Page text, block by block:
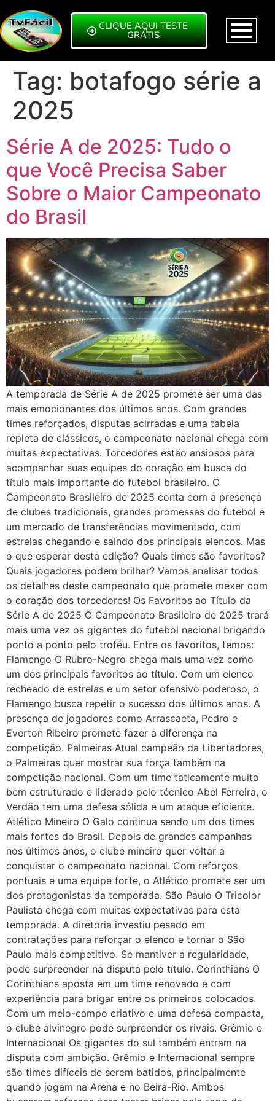
CLIQUE AQUI TESTE
GRÁTIS
Tag: botafogo série a
2025
Série A de 2025: Tudo o
que Você Precisa Saber
Sobre o Maior Campeonato
do Brasil
A temporada de Série A de 2025 promete ser uma das
mais emocionantes dos últimos anos. Com grandes
times reforçados, disputas acirradas e uma tabela
repleta de clássicos, o campeonato nacional chega com
muitas expectativas. Torcedores estão ansiosos para
acompanhar suas equipes do coração em busca do
título mais importante do futebol brasileiro. O
Campeonato Brasileiro de 2025 conta com a presença
de clubes tradicionais, grandes promessas do futebol e
um mercado de transferências movimentado, com
estrelas chegando e saindo dos principais elencos. Mas
o que esperar desta edição? Quais times são favoritos?
Quais jogadores podem brilhar? Vamos analisar todos
os detalhes deste campeonato que promete mexer com
o coração dos torcedores! Os Favoritos ao Título da
Série A de 2025 O Campeonato Brasileiro de 2025 trará
mais uma vez os gigantes do futebol nacional brigando
ponto a ponto pelo troféu. Entre os favoritos, temos:
Flamengo O Rubro-Negro chega mais uma vez como
um dos principais favoritos ao título. Com um elenco
recheado de estrelas e um setor ofensivo poderoso, o
Flamengo busca repetir o sucesso dos últimos anos. A
presença de jogadores como Arrascaeta, Pedro e
Everton Ribeiro promete fazer a diferença na
competição. Palmeiras Atual campeão da Libertadores,
o Palmeiras quer mostrar sua força também na
competição nacional. Com um time taticamente muito
bem estruturado e liderado pelo técnico Abel Ferreira, o
Verdão tem uma defesa sólida e um ataque eficiente.
Atlético Mineiro O Galo continua sendo um dos times
mais fortes do Brasil. Depois de grandes campanhas
nos últimos anos, o clube mineiro quer voltar a
conquistar o campeonato nacional. Com reforços
pontuais e uma equipe forte, o Atlético promete ser um
dos protagonistas da temporada. São Paulo O Tricolor
Paulista chega com muitas expectativas para esta
temporada. A diretoria investiu pesado em
contratações para reforçar o elenco e tornar o São
Paulo mais competitivo. Se mantiver a regularidade,
pode surpreender na disputa pelo título. Corinthians O
Corinthians aposta em um time renovado e com
experiência para brigar entre os primeiros colocados.
Com um meio-campo criativo e uma defesa compacta,
o clube alvinegro pode surpreender os rivais. Grêmio e
Internacional Os gigantes do sul também entram na
disputa com ambição. Grêmio e Internacional sempre
são times difíceis de serem batidos, principalmente
quando jogam na Arena e no Beira-Rio. Ambos